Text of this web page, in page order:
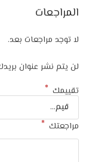
المراجعات
لا توجد مراجعات بعد.
لن يتم نشر عنوان
تقييمك *
مراجعتك *